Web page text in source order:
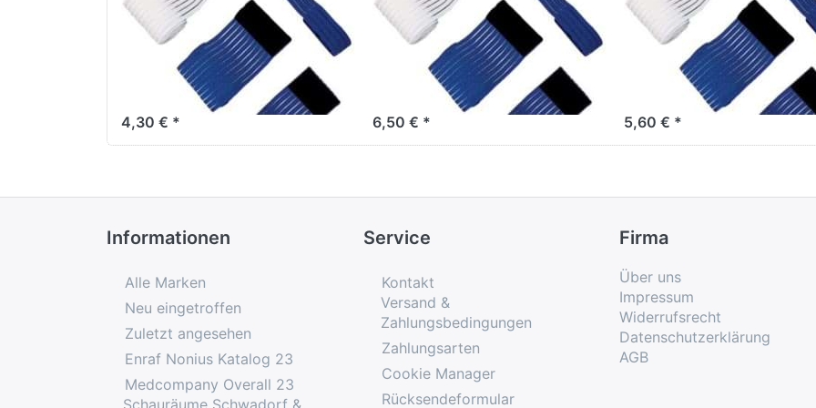
Elastische
Befestigungsbänder
B 3 x L40cm, mit
Klettverschluß
4,30 € *
Elastische
Befestigungsbänder
B 8 x L 40cm, mit
Klettverschluß
6,50 € *
Elastische
B 8 x L 60cm, mit
Klettverschluß
5,60 € *
Informationen
Alle Marken
Neu eingetroffen
Zuletzt angesehen
Enraf Nonius Katalog 23
Medcompany Overall 23
Service
Kontakt
Versand &
Zahlungsbedingungen
Zahlungsarten
Cookie Manager
Rücksendeformular
Firma
Über uns
Impressum
Widerrufsrecht
Datenschutzerklärung
AGB